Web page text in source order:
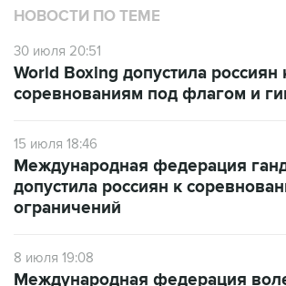
НОВОСТИ ПО ТЕМЕ
30 июля 20:51
World Boxing допустила россиян
соревнованиям под флагом и
15 июля 18:46
Международная федерация
допустила россиян к
ограничений
8 июля 19:08
Международная федерация